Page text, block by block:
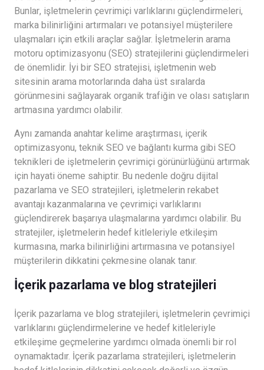
Bunlar, işletmelerin çevrimiçi varlıklarını güçlendirmeleri,
marka bilinirliğini artırmaları ve potansiyel müşterilere
ulaşmaları için etkili araçlar sağlar. İşletmelerin arama
motoru optimizasyonu (SEO) stratejilerini güçlendirmeleri
de önemlidir. İyi bir SEO stratejisi, işletmenin web
sitesinin arama motorlarında daha üst sıralarda
görünmesini sağlayarak organik trafiğin ve olası satışların
artmasına yardımcı olabilir.
Aynı zamanda anahtar kelime araştırması, içerik
optimizasyonu, teknik SEO ve bağlantı kurma gibi SEO
teknikleri de işletmelerin çevrimiçi görünürlüğünü artırmak
için hayati öneme sahiptir. Bu nedenle doğru dijital
pazarlama ve SEO stratejileri, işletmelerin rekabet
avantajı kazanmalarına ve çevrimiçi varlıklarını
güçlendirerek başarıya ulaşmalarına yardımcı olabilir. Bu
stratejiler, işletmelerin hedef kitleleriyle etkileşim
kurmasına, marka bilinirliğini artırmasına ve potansiyel
müşterilerin dikkatini çekmesine olanak tanır.
İçerik pazarlama ve blog stratejileri
İçerik pazarlama ve blog stratejileri, işletmelerin çevrimiçi
varlıklarını güçlendirmelerine ve hedef kitleleriyle
etkileşime geçmelerine yardımcı olmada önemli bir rol
oynamaktadır. İçerik pazarlama stratejileri, işletmelerin